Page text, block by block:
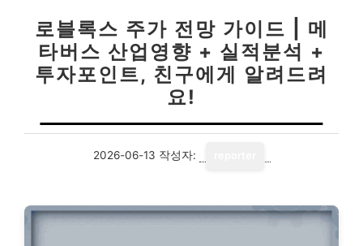
로블록스 주가 전망 가이드 | 메
타버스 산업영향 + 실적분석 +
투자포인트, 친구에게 알려드려
요!
2026-06-13 작성자: